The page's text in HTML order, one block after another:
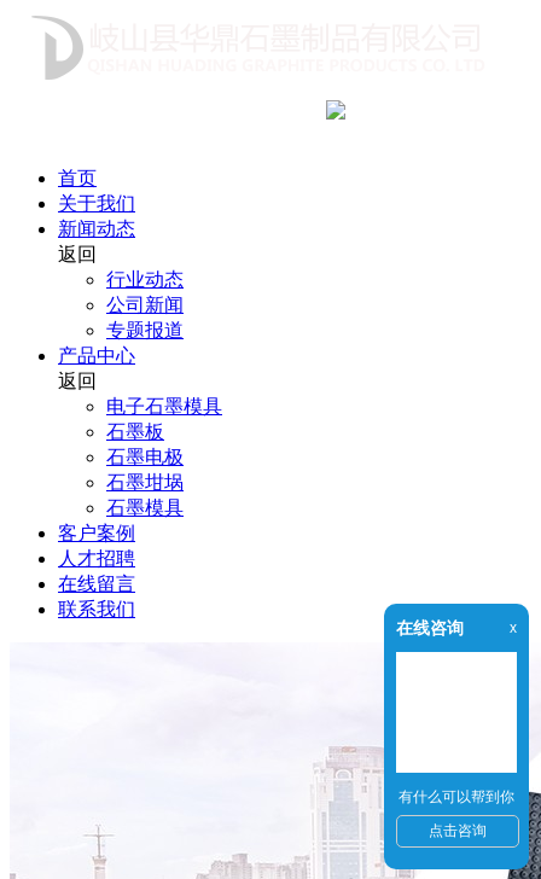
首页
关于我们
新闻动态
返回
行业动态
公司新闻
专题报道
产品中心
返回
电子石墨模具
石墨板
石墨电极
石墨坩埚
石墨模具
客户案例
人才招聘
在线留言
联系我们
在线咨询 x
有什么可以帮到你
点击咨询